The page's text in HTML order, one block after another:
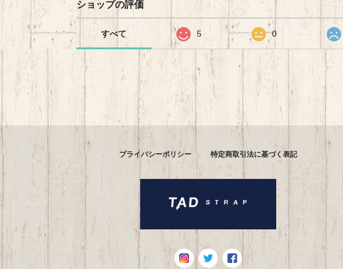
ショップの評価
すべて 5 0
プライバシーポリシー 特定商取引法に基づく表記